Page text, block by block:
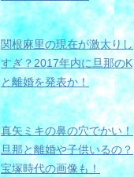
関根麻里の現在が激太りし
すぎ？2017年内に旦那のK
と離婚を発表か！
真矢ミキの鼻の穴でかい！
旦那と離婚や子供いるの？
宝塚時代の画像も！